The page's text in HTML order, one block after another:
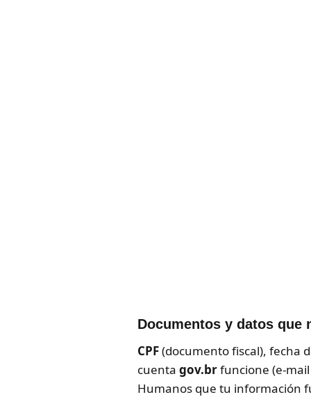
Documentos y datos que
CPF(documento fiscal), fecha
cuenta gov.brfuncione (e-
Humanos que tu información